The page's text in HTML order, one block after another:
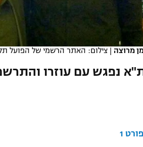
מרוצה | צילום: האתר הרשמי של הפועל
נפגש עם עוזרו
1